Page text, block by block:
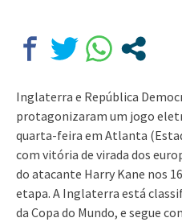
Inglaterra e República
protagonizaram um jogo
quarta-feira em Atlanta
com vitória de virada dos
do atacante Harry Kane nos
etapa. A Inglaterra está
da Copa do Mundo, e segue